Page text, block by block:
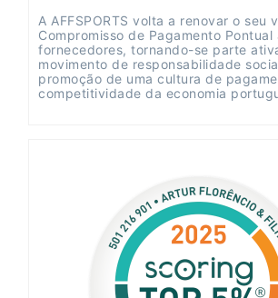
A AFFSPORTS volta a renovar o seu
Compromisso de Pagamento Pontual
fornecedores, tornando-se parte
movimento de responsabilidade
promoção de uma cultura de
competitividade da economia